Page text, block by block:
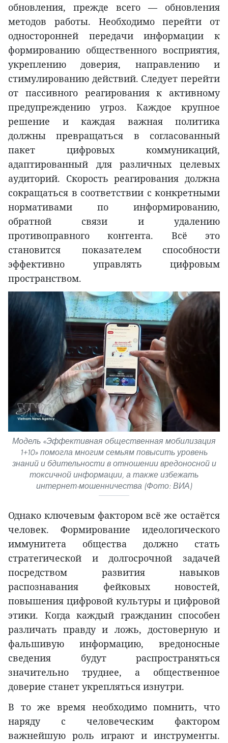
обновления, прежде всего — обновления
методов работы. Необходимо перейти от
односторонней передачи информации к
формированию общественного восприятия,
укреплению доверия, направлению и
стимулированию действий. Следует перейти
от пассивного реагирования к активному
предупреждению угроз. Каждое крупное
решение и каждая важная политика
должны превращаться в согласованный
пакет цифровых коммуникаций,
адаптированный для различных целевых
аудиторий. Скорость реагирования должна
сокращаться в соответствии с конкретными
нормативами по информированию,
обратной связи и удалению
противоправного контента. Всё это
становится показателем способности
эффективно управлять цифровым
пространством.
Модель «Эффективная общественная мобилизация
1+10» помогла многим семьям повысить уровень
знаний и бдительности в отношении вредоносной и
токсичной информации, а также избежать
интернет-мошенничества (Фото: ВИА)
Однако ключевым фактором всё же остаётся
человек. Формирование идеологического
иммунитета общества должно стать
стратегической и долгосрочной задачей
посредством развития навыков
распознавания фейковых новостей,
повышения цифровой культуры и цифровой
этики. Когда каждый гражданин способен
различать правду и ложь, достоверную и
фальшивую информацию, вредоносные
сведения будут распространяться
значительно труднее, а общественное
доверие станет укрепляться изнутри.
В то же время необходимо помнить, что
наряду с человеческим фактором
важнейшую роль играют и инструменты.